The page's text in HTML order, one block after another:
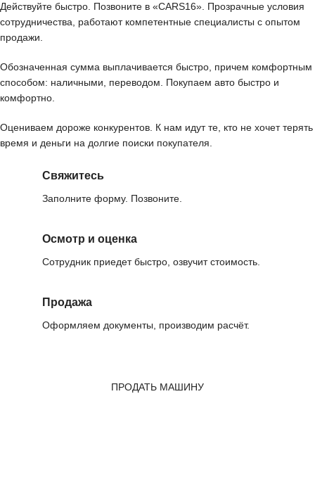
Действуйте быстро. Позвоните в «CARS16». Прозрачные условия
сотрудничества, работают компетентные специалисты с опытом
продажи.
Обозначенная сумма выплачивается быстро, причем комфортным
способом: наличными, переводом. Покупаем авто быстро и
комфортно.
Оцениваем дороже конкурентов. К нам идут те, кто не хочет терять
время и деньги на долгие поиски покупателя.
Свяжитесь
Заполните форму. Позвоните.
Осмотр и оценка
Сотрудник приедет быстро, озвучит стоимость.
Продажа
Оформляем документы, производим расчёт.
ПРОДАТЬ МАШИНУ